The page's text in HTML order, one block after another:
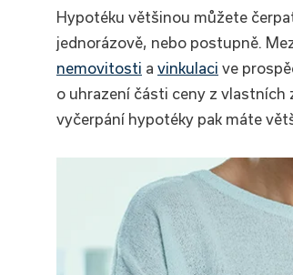
Hypotéku většinou můžete
jednorázově, nebo postupně.
nemovitosti a vinkulaci ve
o uhrazení části ceny z
vyčerpání hypotéky pak máte